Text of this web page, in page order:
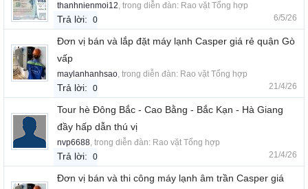
thanhnienmoi12, trong diễn đàn: Rao vặt Tổng hợp
Trả lời: 0 6/5/26
Đơn vị bán và lắp đặt máy lạnh Casper giá rẻ quận Gò
vấp
maylanhanhsao, trong diễn đàn: Rao vặt Tổng hợp
Trả lời: 0 21/4/26
Tour hè Đông Bắc - Cao Bằng - Bắc Kạn - Hà Giang
đầy hấp dẫn thú vị
nvp6688, trong diễn đàn: Rao vặt Tổng hợp
Trả lời: 0 21/4/26
Đơn vị bán và thi công máy lạnh âm trần Casper giá